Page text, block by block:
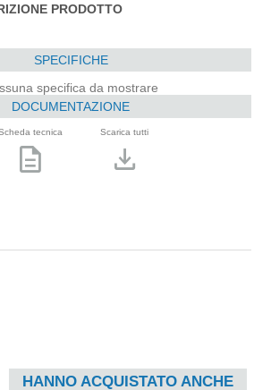
PRODOTTO
SPECIFICHE
specifica da mostrare
DOCUMENTAZIONE
tecnica
description
Scarica tutti
download
HANNO ACQUISTATO ANCHE